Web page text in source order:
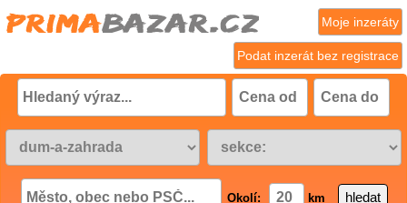
Podat inzerát bez registrace
Moje inzeráty
Okolí: km